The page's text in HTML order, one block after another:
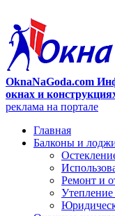
OknaNaGoda.com
окнах и
реклама на портале
Главная
Балконы и
Ремонт и
Утепление